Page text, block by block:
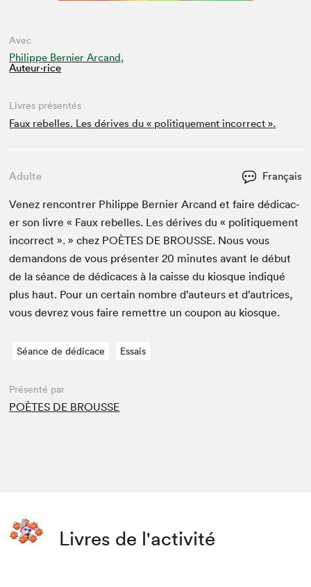
Avec
Philippe Bernier Arcand,
Auteur·rice
Livres présentés
Faux rebelles. Les dérives du « politiquement incorrect ».
Adulte Français
Venez ren­con­tr­er Philippe Bernier Arcand et faire dédi­cac­
er son livre « Faux rebelles. Les dérives du « poli­tique­ment
incor­rect ». » chez POÈTES DE BROUSSE. Nous vous
deman­dons de vous présen­ter20 min­utes avant le début
de la séance de dédi­caces à la caisse du kiosque indiqué
plus haut. Pour un cer­tain nom­bre d’auteurs et d’autrices,
vous devrez vous faire remet­tre un coupon au kiosque.
Séance de dédicace Essais
Présenté par
POÈTES DE BROUSSE
Livres de l'activité